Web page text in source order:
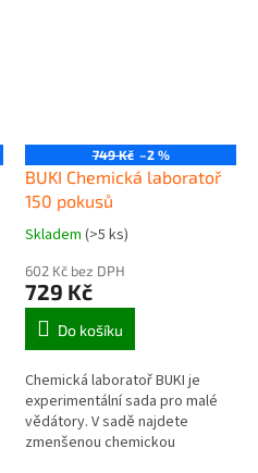
749 Kč –2 %
BUKI Chemická laboratoř
150 pokusů
Průměrné
produktu
je
5,0
hvězdiček.
Skladem (>5 ks)
602 Kč bez DPH
729 Kč
Do košíku
Chemická laboratoř BUKI je
experimentální sada pro malé
vědátory. V sadě najdete
zmenšenou chemickou